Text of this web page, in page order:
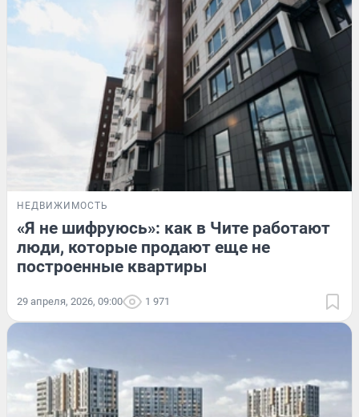
НЕДВИЖИМОСТЬ
«Я не шифруюсь»: как в Чите работают
люди, которые продают еще не
построенные квартиры
29 апреля, 2026, 09:00 1 971